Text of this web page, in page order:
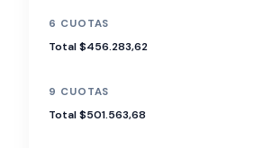
6 CUOTAS
Total $456.283,62
9 CUOTAS
Total $501.563,68